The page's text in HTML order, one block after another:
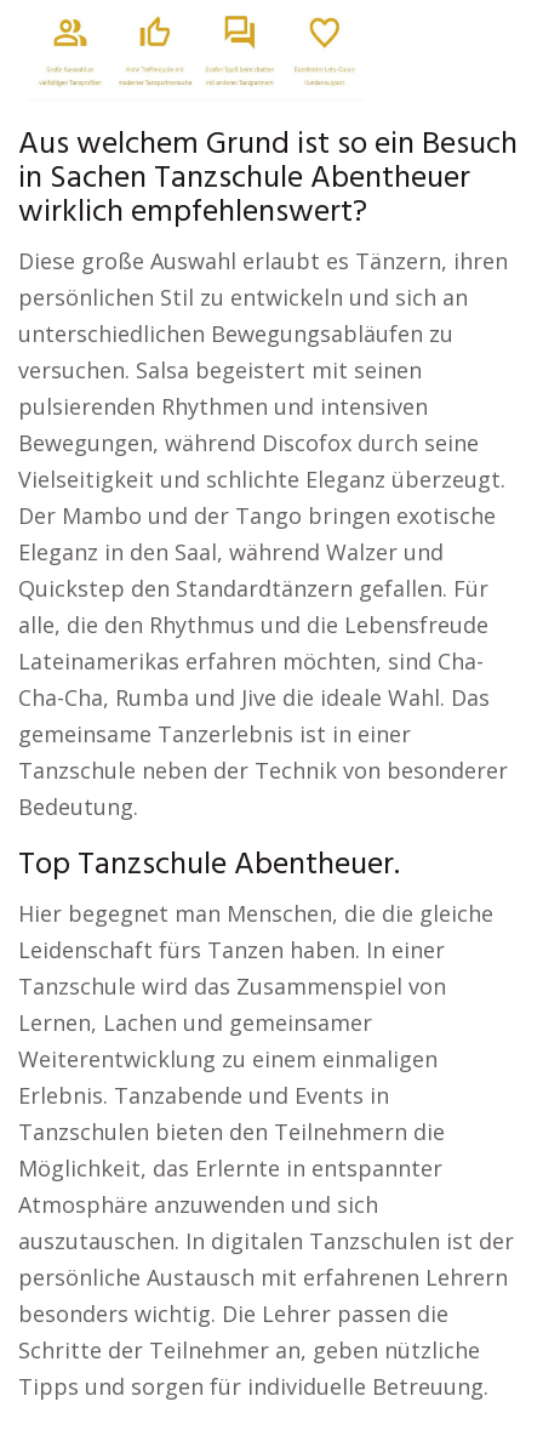
Aus welchem Grund ist so ein Besuch
in Sachen Tanzschule Abentheuer
wirklich empfehlenswert?
Diese große Auswahl erlaubt es Tänzern, ihren
persönlichen Stil zu entwickeln und sich an
unterschiedlichen Bewegungsabläufen zu
versuchen. Salsa begeistert mit seinen
pulsierenden Rhythmen und intensiven
Bewegungen, während Discofox durch seine
Vielseitigkeit und schlichte Eleganz überzeugt.
Der Mambo und der Tango bringen exotische
Eleganz in den Saal, während Walzer und
Quickstep den Standardtänzern gefallen. Für
alle, die den Rhythmus und die Lebensfreude
Lateinamerikas erfahren möchten, sind Cha-
Cha-Cha, Rumba und Jive die ideale Wahl. Das
gemeinsame Tanzerlebnis ist in einer
Tanzschule neben der Technik von besonderer
Bedeutung.
Top Tanzschule Abentheuer.
Hier begegnet man Menschen, die die gleiche
Leidenschaft fürs Tanzen haben. In einer
Tanzschule wird das Zusammenspiel von
Lernen, Lachen und gemeinsamer
Weiterentwicklung zu einem einmaligen
Erlebnis. Tanzabende und Events in
Tanzschulen bieten den Teilnehmern die
Möglichkeit, das Erlernte in entspannter
Atmosphäre anzuwenden und sich
auszutauschen. In digitalen Tanzschulen ist der
persönliche Austausch mit erfahrenen Lehrern
besonders wichtig. Die Lehrer passen die
Schritte der Teilnehmer an, geben nützliche
Tipps und sorgen für individuelle Betreuung.